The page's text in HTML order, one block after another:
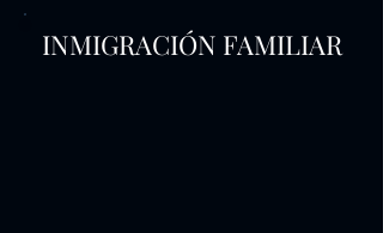
INMIGRACIÓN FAMILIAR